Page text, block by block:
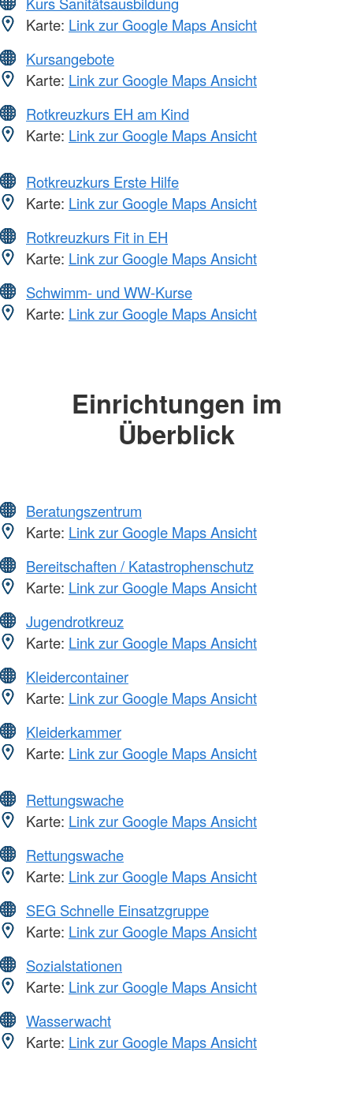
Karte: Link zur Google Maps Ansicht
Kursangebote
Karte: Link zur Google Maps Ansicht
Rotkreuzkurs EH am Kind
Karte: Link zur Google Maps Ansicht
Rotkreuzkurs Erste Hilfe
Karte: Link zur Google Maps Ansicht
Rotkreuzkurs Fit in EH
Karte: Link zur Google Maps Ansicht
Schwimm- und WW-Kurse
Karte: Link zur Google Maps Ansicht
Einrichtungen im
Überblick
Beratungszentrum
Karte: Link zur Google Maps Ansicht
Bereitschaften / Katastrophenschutz
Karte: Link zur Google Maps Ansicht
Jugendrotkreuz
Karte: Link zur Google Maps Ansicht
Kleidercontainer
Karte: Link zur Google Maps Ansicht
Kleiderkammer
Karte: Link zur Google Maps Ansicht
Rettungswache
Karte: Link zur Google Maps Ansicht
Rettungswache
Karte: Link zur Google Maps Ansicht
SEG Schnelle Einsatzgruppe
Karte: Link zur Google Maps Ansicht
Sozialstationen
Karte: Link zur Google Maps Ansicht
Wasserwacht
Karte: Link zur Google Maps Ansicht